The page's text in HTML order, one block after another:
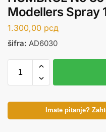
Modellers Spray
1.300,00 рсд
šifra: AD6030
Imate pitanje?